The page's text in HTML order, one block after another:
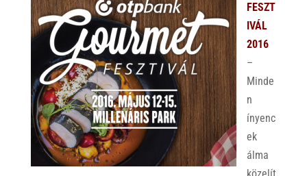
FESZT
IVÁL
2016
–
Minde
n
ínyenc
ek
álma